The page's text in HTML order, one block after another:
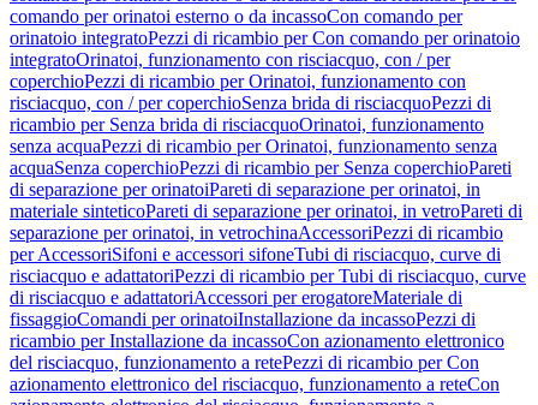
comando per orinatoi esterno o da incassoCon comando per
orinatoio integratoPezzi di ricambio per Con comando per orinatoio
integratoOrinatoi, funzionamento con risciacquo, con / per
coperchioPezzi di ricambio per Orinatoi, funzionamento con
risciacquo, con / per coperchioSenza brida di risciacquoPezzi di
ricambio per Senza brida di risciacquoOrinatoi, funzionamento
senza acquaPezzi di ricambio per Orinatoi, funzionamento senza
acquaSenza coperchioPezzi di ricambio per Senza coperchioPareti
di separazione per orinatoiPareti di separazione per orinatoi, in
materiale sinteticoPareti di separazione per orinatoi, in vetroPareti di
separazione per orinatoi, in vetrochinaAccessoriPezzi di ricambio
per AccessoriSifoni e accessori sifoneTubi di risciacquo, curve di
risciacquo e adattatoriPezzi di ricambio per Tubi di risciacquo, curve
di risciacquo e adattatoriAccessori per erogatoreMateriale di
fissaggioComandi per orinatoiInstallazione da incassoPezzi di
ricambio per Installazione da incassoCon azionamento elettronico
del risciacquo, funzionamento a retePezzi di ricambio per Con
azionamento elettronico del risciacquo, funzionamento a reteCon